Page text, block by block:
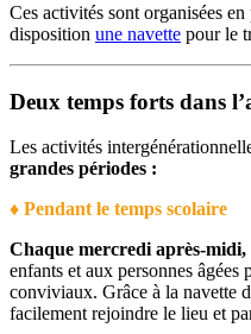
Ces activités sont organisées
disposition une navette pour le
Deux temps forts dans
Les activités
grandes périodes :
♦ Pendant le temps scolaire
Chaque mercredi après-midi,
enfants et aux personnes âgées
conviviaux. Grâce à la navette
facilement rejoindre le lieu et